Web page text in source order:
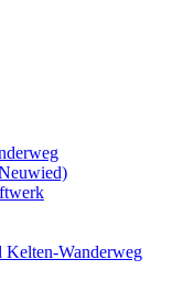
Kelten-Wanderweg